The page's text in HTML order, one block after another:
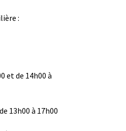
:
et de 14h00 à
13h00 à 17h00